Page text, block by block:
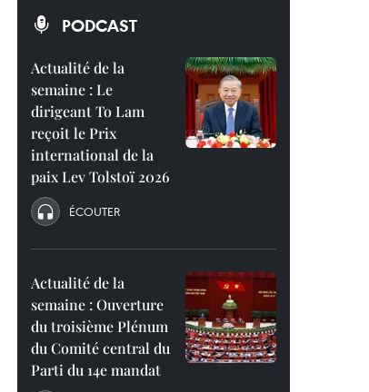
PODCAST
Actualité de la
semaine : Le
dirigeant To Lam
reçoit le Prix
international de la
paix Lev Tolstoï 2026
ÉCOUTER
Actualité de la
semaine : Ouverture
du troisième Plénum
du Comité central du
Parti du 14e mandat